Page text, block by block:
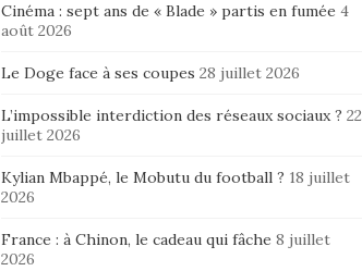
Cinéma : sept ans de « Blade » partis en fumée 4
août 2026
Le Doge face à ses coupes 28 juillet 2026
L’impossible interdiction des réseaux sociaux ? 22
juillet 2026
Kylian Mbappé, le Mobutu du football ? 18 juillet
2026
France : à Chinon, le cadeau qui fâche 8 juillet
2026